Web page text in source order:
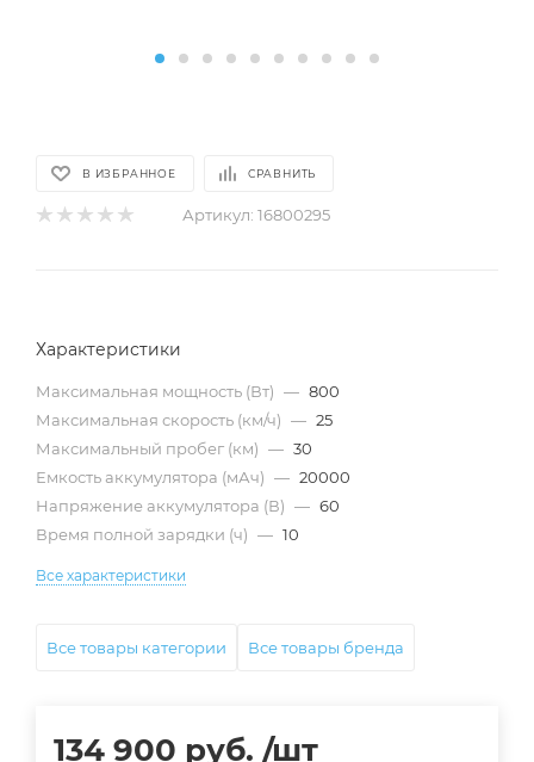
В ИЗБРАННОЕ СРАВНИТЬ
Артикул: 16800295
Характеристики
Максимальная мощность (Вт) — 800
Максимальная скорость (км/ч) — 25
Максимальный пробег (км) — 30
Емкость аккумулятора (мАч) — 20000
Напряжение аккумулятора (В) — 60
Время полной зарядки (ч) — 10
Все характеристики
Все товары категории Все товары бренда
134 900 руб. /шт